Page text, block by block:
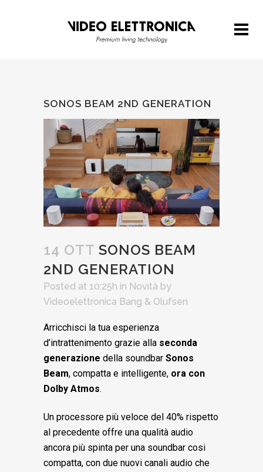
SONOS BEAM 2ND GENERATION
14 OTT SONOS BEAM
2ND GENERATION
Posted at 10:25h in Novità by
Videoelettronica Bang & Olufsen
Arricchisci la tua esperienza
d’intrattenimento grazie alla seconda
generazione della soundbar Sonos
Beam, compatta e intelligente, ora con
Dolby Atmos.
Un processore più veloce del 40% rispetto
al precedente offre una qualità audio
ancora più spinta per una soundbar cosi
compatta, con due nuovi canali audio che